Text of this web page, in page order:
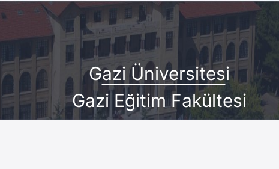
Gazi Üniversitesi
Gazi Eğitim Fakültesi